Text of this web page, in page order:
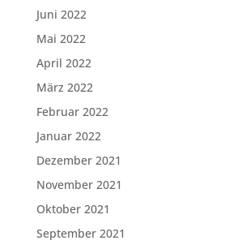
Juni 2022
Mai 2022
April 2022
März 2022
Februar 2022
Januar 2022
Dezember 2021
November 2021
Oktober 2021
September 2021